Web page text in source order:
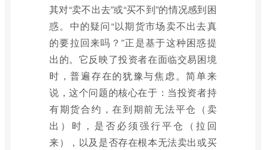
其对“卖不出去”或“买不到”的情况感到困
惑。中的疑问“以期货市场卖不出去真
的要拉回来吗？”正是基于这种困惑提
出的。它反映了投资者在面临交易困境
时，普遍存在的犹豫与焦虑。简单来
说，这个问题的核心在于：当投资者持
有期货合约，在到期前无法平仓（卖
出）时，是否必须强行平仓（拉回
来），以及是否存在根本无法卖出或买